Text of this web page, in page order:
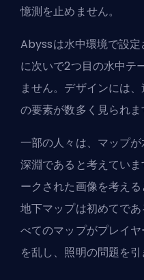
憶測を止めません。
Abyssは水中環境で設
に次いで2つ目の水中テ
ません。デザインには
の要素が数多く見られま
一部の人々は、マップ
深淵であると考えてい
ークされた画像を考える
地下マップは初めてで
べてのマップがプレイ
を乱し、照明の問題を引